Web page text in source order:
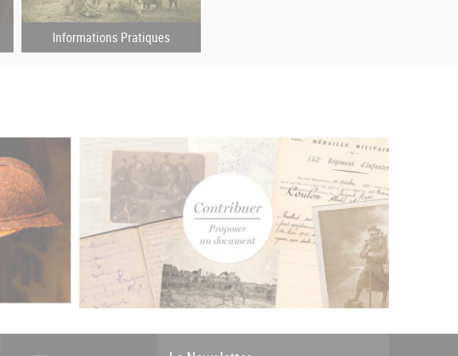
Informations Pratiques